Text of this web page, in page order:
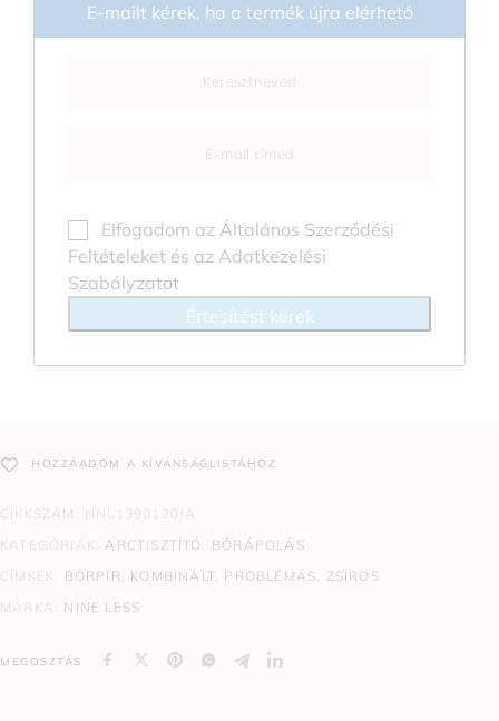
E-mailt kérek, ha a termék újra elérhető
Elfogadom az Általános Szerződési
Feltételeket és az Adatkezelési
Szabályzatot
Értesítést kérek
HOZZÁADOM A KÍVÁNSÁGLISTÁHOZ
CIKKSZÁM: NNL1390120JA
KATEGÓRIÁK:ARCTISZTÍTÓ , BŐRÁPOLÁS
CÍMKÉK: BŐRPÍR, KOMBINÁLT, PROBLÉMÁS, ZSÍROS
MÁRKA: NINE LESS
MEGOSZTÁS